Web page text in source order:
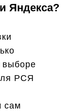
Яндекса?
выборе
РСЯ
сам